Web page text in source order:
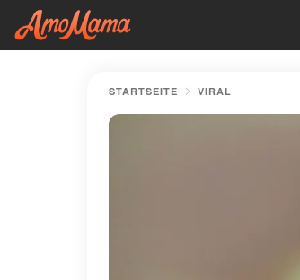
STARTSEITE VIRAL